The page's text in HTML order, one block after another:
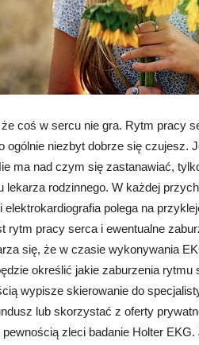
coś w sercu nie gra. Rytm pracy
ogólnie niezbyt dobrze się czujesz.
ma nad czym się zastanawiać,
lekarza rodzinnego. W każdej
elektrokardiografia polega na
rytm pracy serca i ewentualne
się, że w czasie wykonywania
określić jakie zaburzenia
wypisze skierowanie do
lub skorzystać z oferty
zleci badanie Holter